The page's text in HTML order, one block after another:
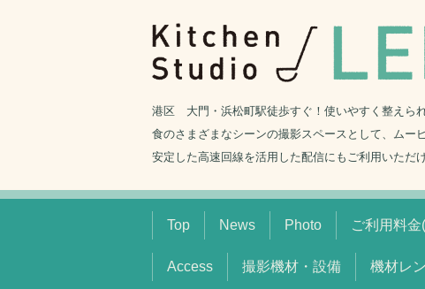
港区 大門・浜松町駅徒歩すぐ！使いやすく整えら
食のさまざまなシーンの撮影スペースとして、ムー
安定した高速回線を活用した配信にもご利用いただけ
Top News Photo ご利用料
Access 撮影機材・設備 機材レ